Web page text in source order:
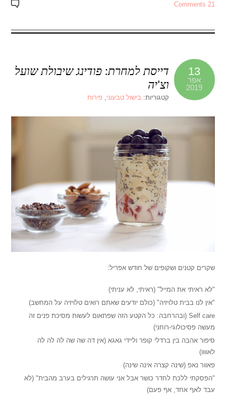
21 Comments
13
אפר
2019
דייסת למחרת: פודינג שיבולת שועל
וצ'יה
קטגוריות:בישול טבעוני,פירות
שקרים קטנים ושקופים של חודש אפריל:
"לא ראיתי את המייל" (ראיתי, לא עניתי)
"אין לנו בבית טלויזיה" (כולם יודעים שאתם רואים טלויזיה על המחשב)
Self care (ובהרחבה: כל הקטע הזה שפתאום לעשות מסיכת פנים זה
מעשה פסיכולוגי-רוחני)
סיפור אהבה בין ברדלי קופר וליידי גאגא (אין דה שה שה לה לה לה
לאוווו)
פאוור נאפ (שינה קצרה אינה שינה)
"הפסקתי ללכת לחדר כושר אבל אני עושה תרגילים בערב מהבית" (לא
עבד לאף אחד, אף פעם)